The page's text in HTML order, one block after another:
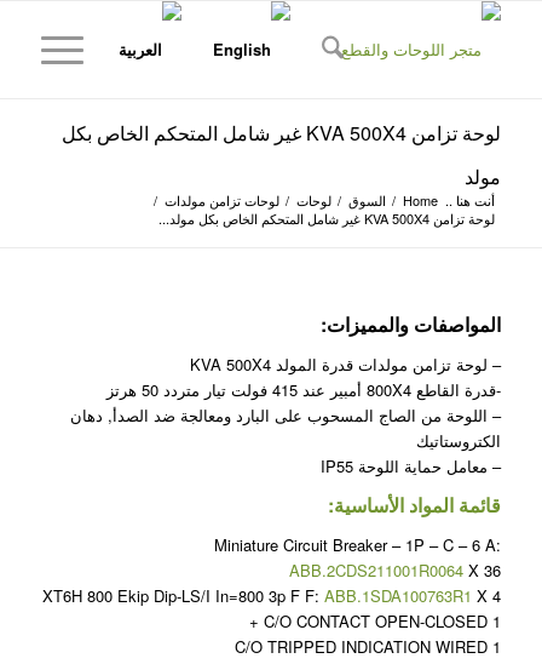
لوحة تزامن KVA 500X4 غير شامل المتحكم الخاص بكل
مولد
أنت هنا .. Home
/ السوق / لوحات / لوحات تزامن مولدات /
لوحة تزامن KVA 500X4 غير شامل المتحكم الخاص بكل مولد...
المواصفات والمميزات:
– لوحة تزامن مولدات قدرة المولد KVA 500X4
-قدرة القاطع 800X4 أمبير عند 415 فولت تيار متردد 50 هرتز
– اللوحة من الصاج المسحوب على البارد ومعالجة ضد الصدأ, دهان
الكتروستاتيك
– معامل حماية اللوحة IP55
قائمة المواد الأساسية:
Miniature Circuit Breaker – 1P – C – 6 A:
ABB.2CDS211001R0064 X 36
XT6H 800 Ekip Dip-LS/I In=800 3p F F:ABB.1SDA100763R1 X 4
1 C/O CONTACT OPEN-CLOSED +
1 C/O TRIPPED INDICATION WIRED